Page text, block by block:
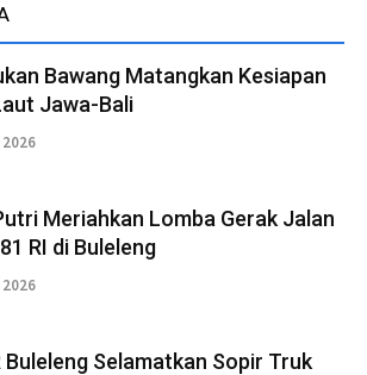
Bawang Matangkan Kesiapan
Jawa-Bali
Meriahkan Lomba Gerak Jalan
RI di Buleleng
Buleleng Selamatkan Sopir Truk